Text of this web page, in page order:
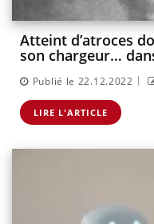
Atteint d’atroces
son chargeur…
Publié le 22.12.2022 |
LIRE L'ARTICLE